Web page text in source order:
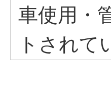
車使用・
トされて